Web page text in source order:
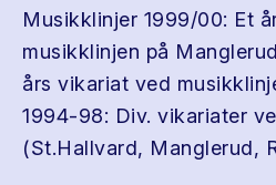
Musikklinjer 1999/00: Et
musikklinjen på
års vikariat ved
1994-98: Div. vikariater
(St.Hallvard, Manglerud,